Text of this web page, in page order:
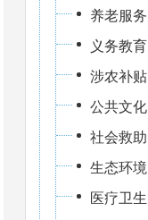
养老服务
义务教育
涉农补贴
公共文化
社会救助
生态环境
医疗卫生